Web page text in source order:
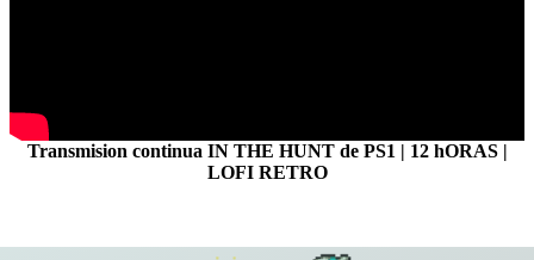
Transmision continua IN THE HUNT de PS1 | 12 hORAS |
LOFI RETRO